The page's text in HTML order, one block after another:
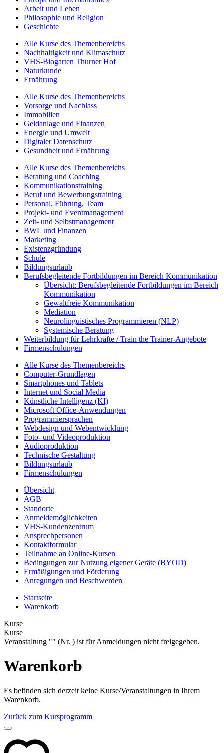
Arbeit und Leben
Philosophie und Religion
Geschichte
Alle Kurse des Themenbereichs
Nachhaltigkeit und Klimaschutz
VHS-Biogarten Thurner Hof
Naturkunde
Ernährung
Alle Kurse des Themenbereichs
Vorsorge und Nachlass
Immobilien
Geldanlage und Finanzen
Energie und Umwelt
Digitaler Datenschutz
Gesundheit und Ernährung
Alle Kurse des Themenbereichs
Beratung und Coaching
Kommunikationstraining
Beruf und Bewerbungstraining
Personal, Führung, Team
Projekt- und Eventmanagement
Zeit- und Selbstmanagement
BWL und Finanzen
Marketing
Existenzgründung
Schule
Bildungsurlaub
Berufsbegleitende Fortbildungen im Bereich Kommunikation
Übersicht: Berufsbegleitende Fortbildungen im Bereich
Kommunikation
Gewaltfreie Kommunikation
Mediation
Neurolinguistisches Programmieren (NLP)
Systemische Beratung
Weiterbildung für Lehrkräfte / Train the Trainer-Angebote
Firmenschulungen
Alle Kurse des Themenbereichs
Computer-Grundlagen
Smartphones und Tablets
Internet und Social Media
Künstliche Intelligenz (KI)
Microsoft Office-Anwendungen
Programmiersprachen
Webdesign und Webentwicklung
Foto- und Videoproduktion
Audioproduktion
Technische Gestaltung
Bildungsurlaub
Firmenschulungen
Übersicht
AGB
Standorte
Anmeldemöglichkeiten
VHS-Kundenzentrum
Ansprechpersonen
Kontaktformular
Teilnahme an Online-Kursen
Bedingungen zur Nutzung eigener Geräte (BYOD)
Ermäßigungen und Förderung
Anregungen und Beschwerden
Startseite
Warenkorb
Kurse
Kurse
Veranstaltung "" (Nr. ) ist für Anmeldungen nicht freigegeben.
Warenkorb
Es befinden sich derzeit keine Kurse/Veranstaltungen in Ihrem
Warenkorb.
Zurück zum Kursprogramm